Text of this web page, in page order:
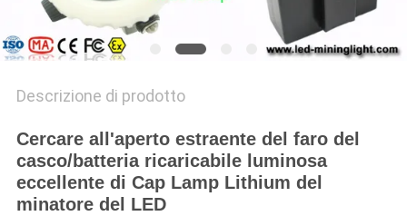
Descrizione di prodotto
Cercare all'aperto estraente del faro del
casco/batteria ricaricabile luminosa
eccellente di Cap Lamp Lithium del
minatore del LED